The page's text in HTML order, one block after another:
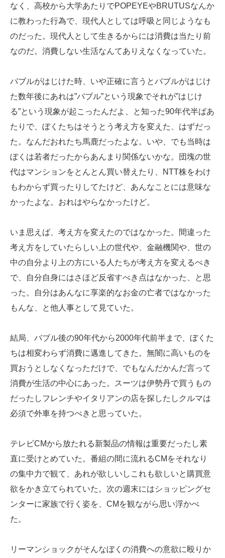
なく、高校から大学あたりでPOPEYEやBRUTUSなんか
に教わった行為で、現代人としては呼吸と同じようなも
のだった。現代人として生きるからには消費は当たり前
なのだ。消費しない生活なんてありえなくなっていた。
バブルがはじけた時、いや正確に言うとバブルがはじけ
た数年後にあれは”バブル”という現象でそれが”はじけ
る”という現象が起こったんだよ、と知った90年代半ばあ
たりで、ぼくたちはそうとう考え方を変えた、はずだっ
た。なんだおれたち馬鹿だったよな。いや、でも当時は
ぼくは若者だったからあんまり関係ないかな。団塊の世
代はマンションをとんとん買い替えたり、NTT株をわけ
もわからず買ったりしてたけど、あんなことには意味な
かったよな。おれはやらなかったけど。
いま思えば、考え方を変えたのではなかった。間違った
考え方をしていたらしい上の世代や、金融機関や、世の
中の自分より上の方にいる人たちが考え方を変えるべき
で、自分自身にはさほど反省すべき点はなかった、と思
った。自分はあんなに享楽的なお金の亡者ではなかった
もんな、と他人事として見ていた。
結局、バブル後の90年代から2000年代前半まで、ぼくた
ちは相変わらず消費に邁進してきた。無闇に高いものを
買おうとしなくなっただけで、でもなんだかんだ言って
消費が生活の中心にあった。スーツは伊勢丹で買うもの
だったしフレンチやイタリアンの店を探したしクルマは
必須で外車を持つべきと思っていた。
テレビCMから放たれる新製品の情報は重要だったし素
直に受けとめていた。番組の間に流れるCMをそれなり
の集中力で観て、あれが欲しいしこれも欲しいと購買意
欲をかき立てられていた。次の週末にはショッピングセ
ンターに家族で行く姿を、CMを観ながら思い浮かべ
た。
リーマンショックがそんなぼくの消費への意欲に殴りか